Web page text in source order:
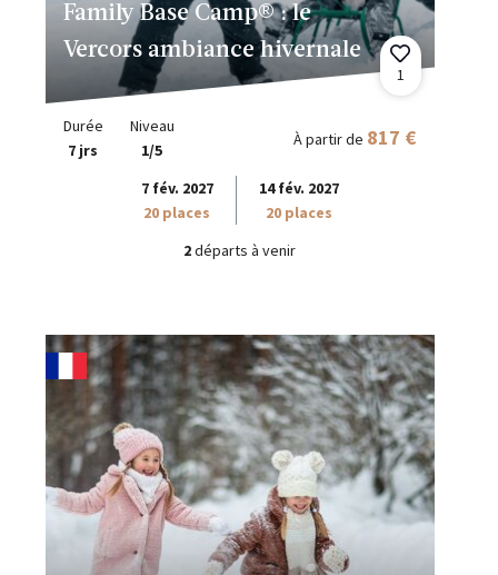
Family Base Camp® : le
Vercors ambiance hivernale
1
Durée
7 jrs
Niveau
1/5
À partir de 817 €
7 fév. 2027
20 places
14 fév. 2027
20 places
2départs à venir